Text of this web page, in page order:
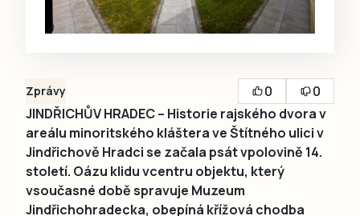
Zprávy 0
0
JINDŘICHŮV HRADEC – Historie rajského dvora v
areálu minoritského kláštera ve Štítného ulici v
Jindřichově Hradci se začala psát vpolovině 14.
století. Oázu klidu vcentru objektu, který
vsoučasné době spravuje Muzeum
Jindřichohradecka, obepíná křížová chodba